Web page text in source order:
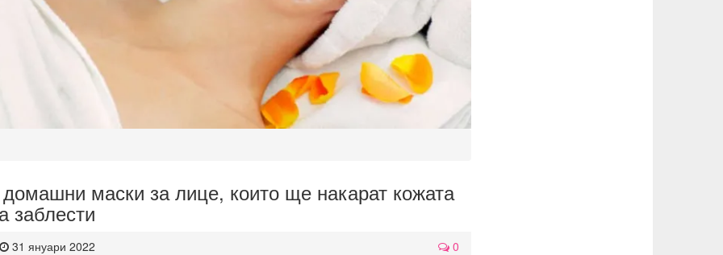
маски за лице, които ще накарат кожата
заблести
31 януари 2022 0